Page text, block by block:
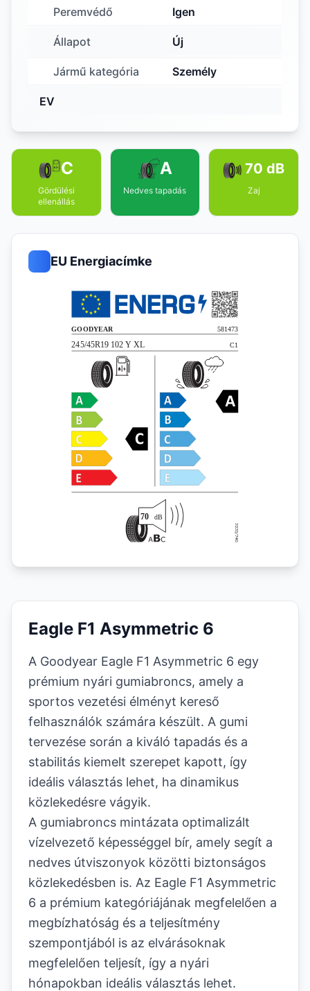
Peremvédő Igen
Állapot Új
Jármű kategória Személy
EV
C
Gördülési
ellenállás
A
Nedves tapadás
70 dB
Zaj
EU Energiacímke
Eagle F1 Asymmetric 6
A Goodyear Eagle F1 Asymmetric 6 egy
prémium nyári gumiabroncs, amely a
sportos vezetési élményt kereső
felhasználók számára készült. A gumi
tervezése során a kiváló tapadás és a
stabilitás kiemelt szerepet kapott, így
ideális választás lehet, ha dinamikus
közlekedésre vágyik.
A gumiabroncs mintázata optimalizált
vízelvezető képességgel bír, amely segít a
nedves útviszonyok közötti biztonságos
közlekedésben is. Az Eagle F1 Asymmetric
6 a prémium kategóriájának megfelelően a
megbízhatóság és a teljesítmény
szempontjából is az elvárásoknak
megfelelően teljesít, így a nyári
hónapokban ideális választás lehet.